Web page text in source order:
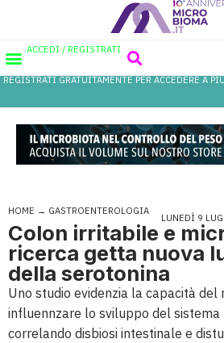
ACCEDI / REGISTRATI
REGISTRATI GRATUITAMENTE PER ACCEDERE A
HOME → GASTROENTEROLOGIA
LUNEDÌ 9
Colon irritabile e
ricerca getta nuova
della serotonina
Uno studio evidenzia la capacità del
influennzare lo sviluppo del sistema
correlando disbiosi intestinale e